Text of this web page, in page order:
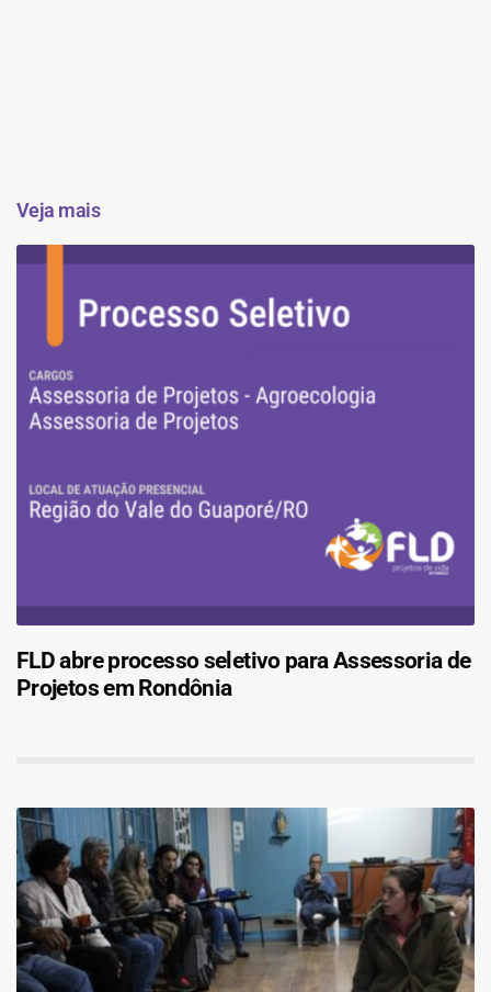
Veja mais
FLD abre processo seletivo para Assessoria de
Projetos em Rondônia